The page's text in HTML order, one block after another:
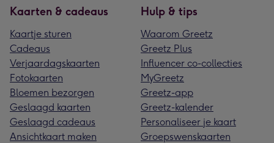
Kaarten & cadeaus
Kaartje sturen
Cadeaus
Verjaardagskaarten
Fotokaarten
Bloemen bezorgen
Geslaagd kaarten
Geslaagd cadeaus
Ansichtkaart maken
Hulp & tips
Waarom Greetz
Greetz Plus
Influencer co-collecties
MyGreetz
Greetz-app
Greetz-kalender
Personaliseer je kaart
Groepswenskaarten